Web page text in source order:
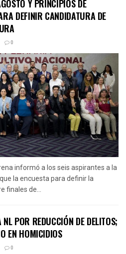
Y PRINCIPIOS DE
DEFINIR CANDIDATURA DE
0
informó a los seis aspirantes a la
la encuesta para definir la
finales de...
NL POR REDUCCIÓN DE DELITOS;
EN HOMICIDIOS
0